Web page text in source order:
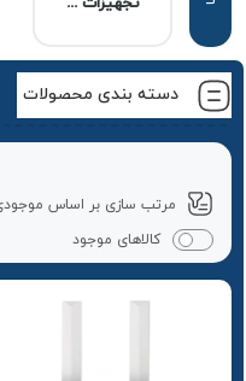
دسته بندی محصولات
کالاهای موجود